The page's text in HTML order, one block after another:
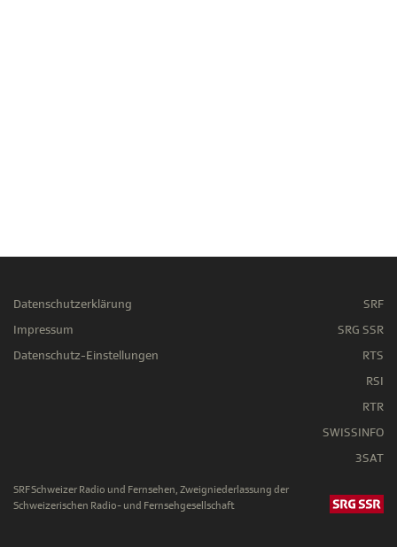
Datenschutzerklärung
Impressum
Datenschutz-Einstellungen
SRF
SRG SSR
RTS
RSI
RTR
SWISSINFO
3SAT
SRF Schweizer Radio und Fernsehen, Zweigniederlassung der
Schweizerischen Radio- und Fernsehgesellschaft